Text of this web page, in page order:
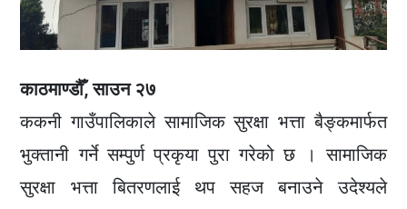
काठमाण्डौँ, साउन २७
ककनी गाउँपालिकाले सामाजिक सुरक्षा भत्ता बैङ्कमार्फत
भुक्तानी गर्ने सम्पुर्ण प्रकृया पुरा गरेको छ । सामाजिक
सुरक्षा भत्ता बितरणलाई थप सहज बनाउने उदेश्यले